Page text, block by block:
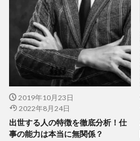
2019年10月23日
2022年8月24日
出世する人の特徴を徹底分析！仕
事の能力は本当に無関係？